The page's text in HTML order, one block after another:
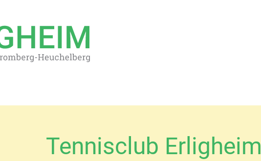
Tennisclub Erligheim